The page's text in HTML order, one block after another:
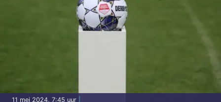
11 mei 2024, 7:45 uur